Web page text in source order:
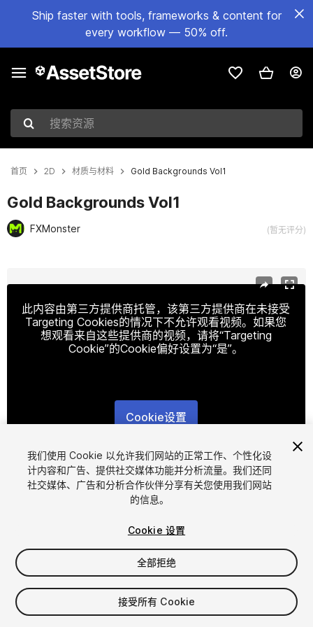
Ship faster with tools, frameworks & content for
every workflow — 50% off.
搜索资源
首页 2D 材质与材料 Gold Backgrounds Vol1
Gold Backgrounds Vol1
FXMonster (暂无评分)
此内容由第三方提供商托管，该第三方提供商在未接受
Targeting Cookies的情况下不允许观看视频。如果您
想观看来自这些提供商的视频，请将“Targeting
Cookie”的Cookie偏好设置为“是”。
Cookie设置
1/2
$29.99
增值税将在结算时计算
我们使用 Cookie 以允许我们网站的正常工作、个性化设
计内容和广告、提供社交媒体功能并分析流量。我们还同
社交媒体、广告和分析合作伙伴分享有关您使用我们网站
的信息。
Cookie 设置
全部拒绝
接受所有 Cookie